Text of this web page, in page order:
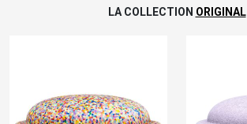
LA COLLECTION ORIGINAL